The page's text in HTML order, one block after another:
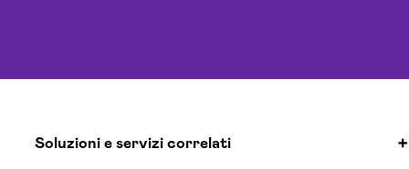
Soluzioni e servizi correlati